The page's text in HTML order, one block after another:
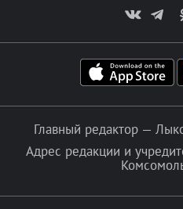
Главный редактор —
Адрес редакции и